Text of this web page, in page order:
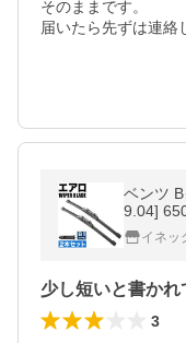
そのままです。
届いたら先ずは連絡
ベンツ
9.04]
ントワイ
イネッ
3